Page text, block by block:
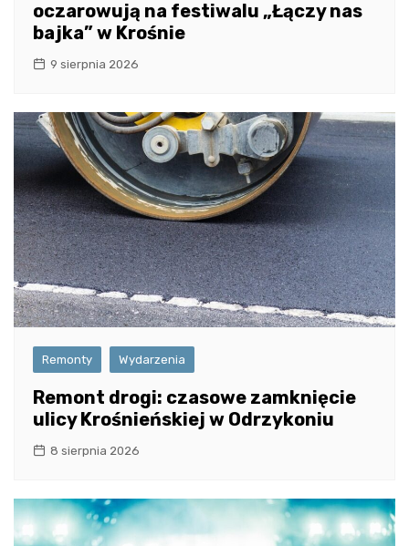
oczarowują na festiwalu „Łączy nas
bajka” w Krośnie
9 sierpnia 2026
Remonty Wydarzenia
Remont drogi: czasowe zamknięcie
ulicy Krośnieńskiej w Odrzykoniu
8 sierpnia 2026